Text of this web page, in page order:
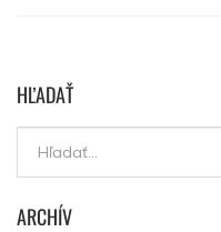
HĽADAŤ
ARCHÍV